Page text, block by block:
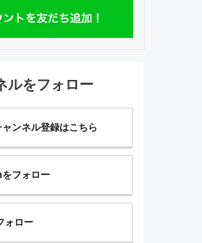
ルをフォロー
ンネル登録はこちら
フォロー
ォロー